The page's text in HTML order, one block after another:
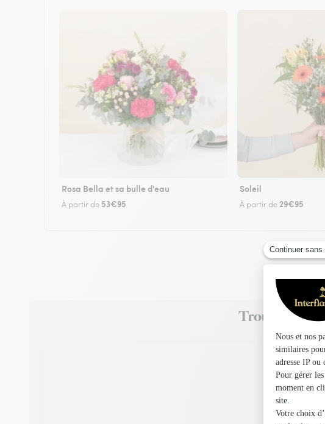
Rosa Bella et sa bulle d'eau
À partir de 53€95
Soleil
À partir de 29€95
Trouvez un